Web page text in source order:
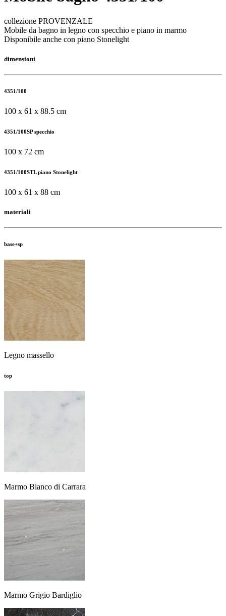
collezione PROVENZALE
Mobile da bagno in legno con specchio e piano in marmo
Disponibile anche con piano Stonelight
dimensioni
4351/100
100 x 61 x 88.5 cm
4351/100SP specchio
100 x 72 cm
4351/100STL piano Stonelight
100 x 61 x 88 cm
materiali
base+sp
Legno massello
top
Marmo Bianco di Carrara
Marmo Grigio Bardiglio